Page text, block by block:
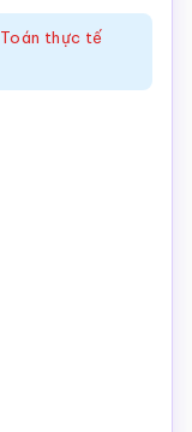
Toán thực tế